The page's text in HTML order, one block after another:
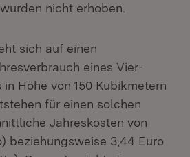
nicht erhoben.
sich auf einen
eines Vier-
Höhe von 150 Kubikmetern
für einen solchen
Jahreskosten von
beziehungsweise 3,44 Euro